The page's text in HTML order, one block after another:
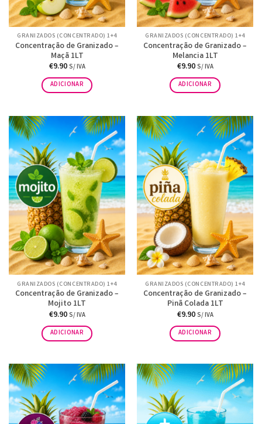
GRANIZADOS (CONCENTRADO) 1+4
Concentração de Granizado –
Maçã 1LT
€9.90 S/ IVA
ADICIONAR
GRANIZADOS (CONCENTRADO) 1+4
Concentração de Granizado –
Melancia 1LT
€9.90 S/ IVA
ADICIONAR
GRANIZADOS (CONCENTRADO) 1+4
Concentração de Granizado –
Mojito 1LT
€9.90 S/ IVA
ADICIONAR
GRANIZADOS (CONCENTRADO) 1+4
Concentração de Granizado –
Pinã Colada 1LT
€9.90 S/ IVA
ADICIONAR